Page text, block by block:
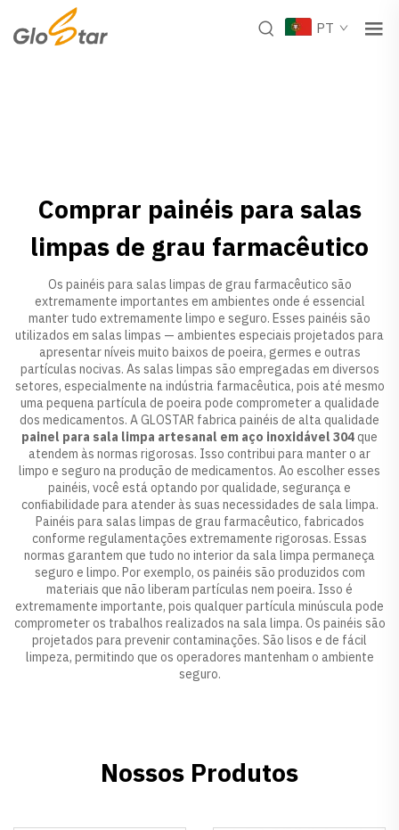
PT
Comprar painéis para salas
limpas de grau farmacêutico
Os painéis para salas limpas de grau farmacêutico são
extremamente importantes em ambientes onde é essencial
manter tudo extremamente limpo e seguro. Esses painéis são
utilizados em salas limpas — ambientes especiais projetados para
apresentar níveis muito baixos de poeira, germes e outras
partículas nocivas. As salas limpas são empregadas em diversos
setores, especialmente na indústria farmacêutica, pois até mesmo
uma pequena partícula de poeira pode comprometer a qualidade
dos medicamentos. A GLOSTAR fabrica painéis de alta qualidade
painel para sala limpa artesanal em aço inoxidável 304que
atendem às normas rigorosas. Isso contribui para manter o ar
limpo e seguro na produção de medicamentos. Ao escolher esses
painéis, você está optando por qualidade, segurança e
confiabilidade para atender às suas necessidades de sala limpa.
Painéis para salas limpas de grau farmacêutico, fabricados
conforme regulamentações extremamente rigorosas. Essas
normas garantem que tudo no interior da sala limpa permaneça
seguro e limpo. Por exemplo, os painéis são produzidos com
materiais que não liberam partículas nem poeira. Isso é
extremamente importante, pois qualquer partícula minúscula pode
comprometer os trabalhos realizados na sala limpa. Os painéis são
projetados para prevenir contaminações. São lisos e de fácil
limpeza, permitindo que os operadores mantenham o ambiente
seguro.
Nossos Produtos